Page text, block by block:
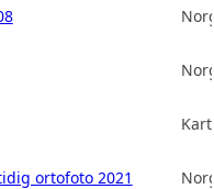
ortofoto 2021